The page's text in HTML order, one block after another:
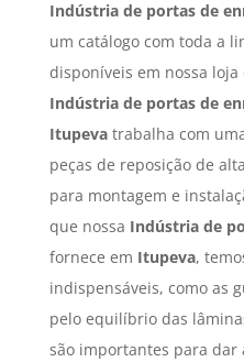
Indústria de portas de
um catálogo com toda a
disponíveis em nossa loja
Indústria de portas de
Itupevatrabalha com
peças de reposição de
para montagem e
que nossa Indústria de
fornece em Itupeva,
indispensáveis, como as
pelo equilíbrio das
são importantes para dar